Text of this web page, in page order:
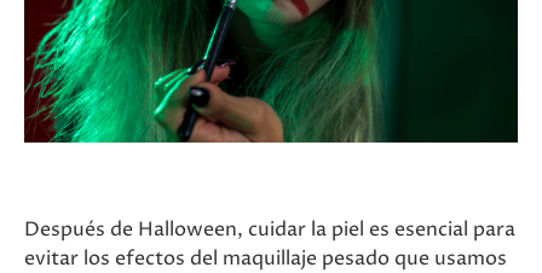
Después de Halloween, cuidar la piel es esencial para
evitar los efectos del maquillaje pesado que usamos